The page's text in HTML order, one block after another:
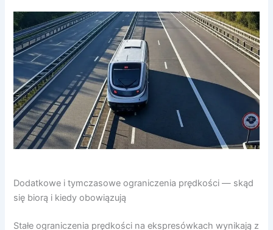
Dodatkowe i tymczasowe ograniczenia prędkości — skąd
się biorą i kiedy obowiązują
Stałe ograniczenia prędkości na ekspresówkach wynikają z